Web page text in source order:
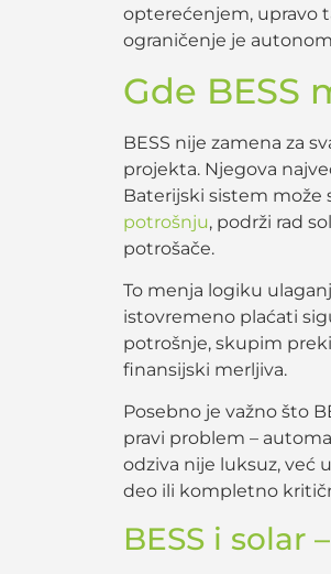
opterećenjem, upravo
ograničenje je
Gde BESS
BESS nije zamena za
projekta. Njegova
Baterijski sistem može
potrošnju, podrži rad
potrošače.
To menja logiku
istovremeno plaćati
potrošnje, skupim
finansijski merljiva.
Posebno je važno što
pravi problem –
odziva nije luksuz, već
deo ili kompletno
BESS i